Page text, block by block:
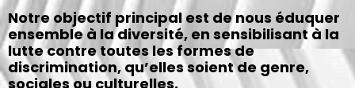
Notre objectif principal est de nous éduquer
ensemble à la diversité, en sensibilisant à la
lutte contre toutes les formes de
discrimination, qu’elles soient de genre,
sociales ou culturelles.